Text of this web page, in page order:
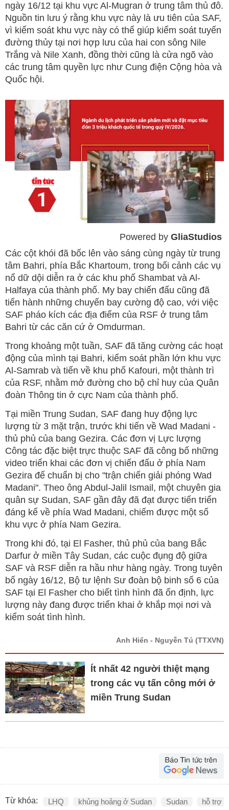
ngày 16/12 tại khu vực Al-Mugran ở trung tâm thủ đô.
Nguồn tin lưu ý rằng khu vực này là ưu tiên của SAF,
vì kiểm soát khu vực này có thể giúp kiểm soát tuyến
đường thủy tại nơi hợp lưu của hai con sông Nile
Trắng và Nile Xanh, đồng thời cũng là cửa ngõ vào
các trung tâm quyền lực như Cung điện Cộng hòa và
Quốc hội.
Powered by GliaStudios
Các cột khói đã bốc lên vào sáng cùng ngày từ trung
tâm Bahri, phía Bắc Khartoum, trong bối cảnh các vụ
nổ dữ dội diễn ra ở các khu phố Shambat và Al-
Halfaya của thành phố. My bay chiến đấu cũng đã
tiến hành những chuyến bay cường độ cao, với việc
SAF pháo kích các địa điểm của RSF ở trung tâm
Bahri từ các căn cứ ở Omdurman.
Trong khoảng một tuần, SAF đã tăng cường các hoạt
động của mình tại Bahri, kiểm soát phần lớn khu vực
Al-Samrab và tiến về khu phố Kafouri, một thành trì
của RSF, nhằm mở đường cho bộ chỉ huy của Quân
đoàn Thông tin ở cực Nam của thành phố.
Tại miền Trung Sudan, SAF đang huy động lực
lượng từ 3 mặt trận, trước khi tiến về Wad Madani -
thủ phủ của bang Gezira. Các đơn vị Lực lượng
Công tác đặc biệt trực thuộc SAF đã công bố những
video triển khai các đơn vị chiến đấu ở phía Nam
Gezira để chuẩn bị cho "trận chiến giải phóng Wad
Madani". Theo ông Abdul-Jalil Ismail, một chuyên gia
quân sự Sudan, SAF gần đây đã đạt được tiến triển
đáng kể về phía Wad Madani, chiếm được một số
khu vực ở phía Nam Gezira.
Trong khi đó, tại El Fasher, thủ phủ của bang Bắc
Darfur ở miền Tây Sudan, các cuộc đụng độ giữa
SAF và RSF diễn ra hầu như hàng ngày. Trong tuyên
bố ngày 16/12, Bộ tư lệnh Sư đoàn bộ binh số 6 của
SAF tại El Fasher cho biết tình hình đã ổn định, lực
lượng này đang được triển khai ở khắp mọi nơi và
kiểm soát tình hình.
Anh Hiển - Nguyễn Tú (TTXVN)
Ít nhất 42 người thiệt mạng
trong các vụ tấn công mới ở
miền Trung Sudan
Từ khóa: LHQ khủng hoảng ở Sudan Sudan hỗ trợ